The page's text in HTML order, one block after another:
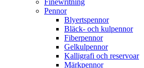
Finewritning
Pennor
Blyertspennor
Bläck- och kulpennor
Fiberpennor
Gelkulpennor
Kalligrafi och reservoar
Märkpennor